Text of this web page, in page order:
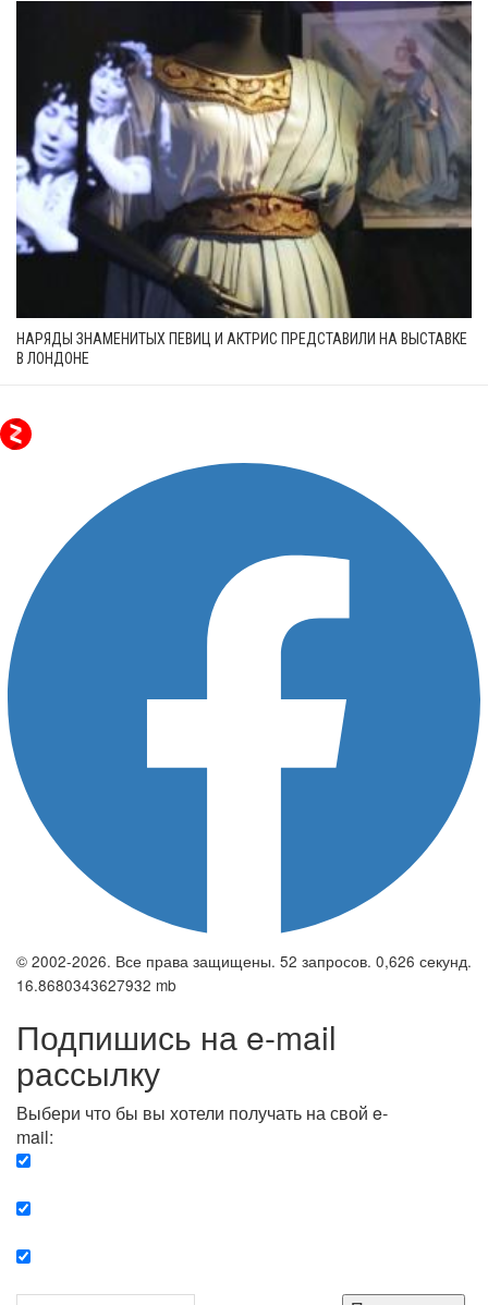
НАРЯДЫ ЗНАМЕНИТЫХ ПЕВИЦ И АКТРИС ПРЕДСТАВИЛИ НА ВЫСТАВКЕ
В ЛОНДОНЕ
© 2002-2026. Все права защищены. 52 запросов. 0,626 секунд.
16.8680343627932 mb
Подпишись на e-mail
рассылку
Выбери что бы вы хотели получать на свой e-
mail: